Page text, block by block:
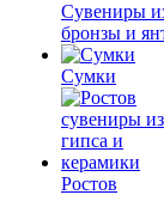
Сувениры
бронзы и
Сумки
Ростов